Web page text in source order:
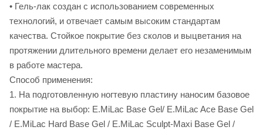
• Гель-лак создан с использованием современных
технологий, и отвечает самым высоким стандартам
качества. Стойкое покрытие без сколов и выцветания на
протяжении длительного времени делает его незаменимым
в работе мастера.
Способ применения:
1. На подготовленную ногтевую пластину наносим базовое
покрытие на выбор: E.MiLac Base Gel/ E.MiLac Ace Base Gel
/ E.MiLac Hard Base Gel / E.MiLac Sculpt-Maxi Base Gel /